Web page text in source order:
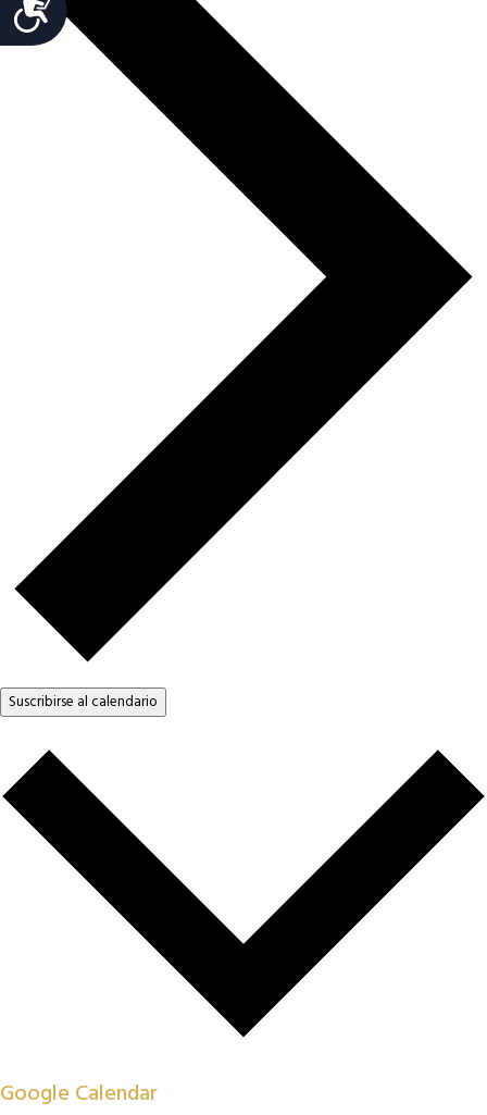
Accesibilidad
Suscribirse al calendario
Google Calendar